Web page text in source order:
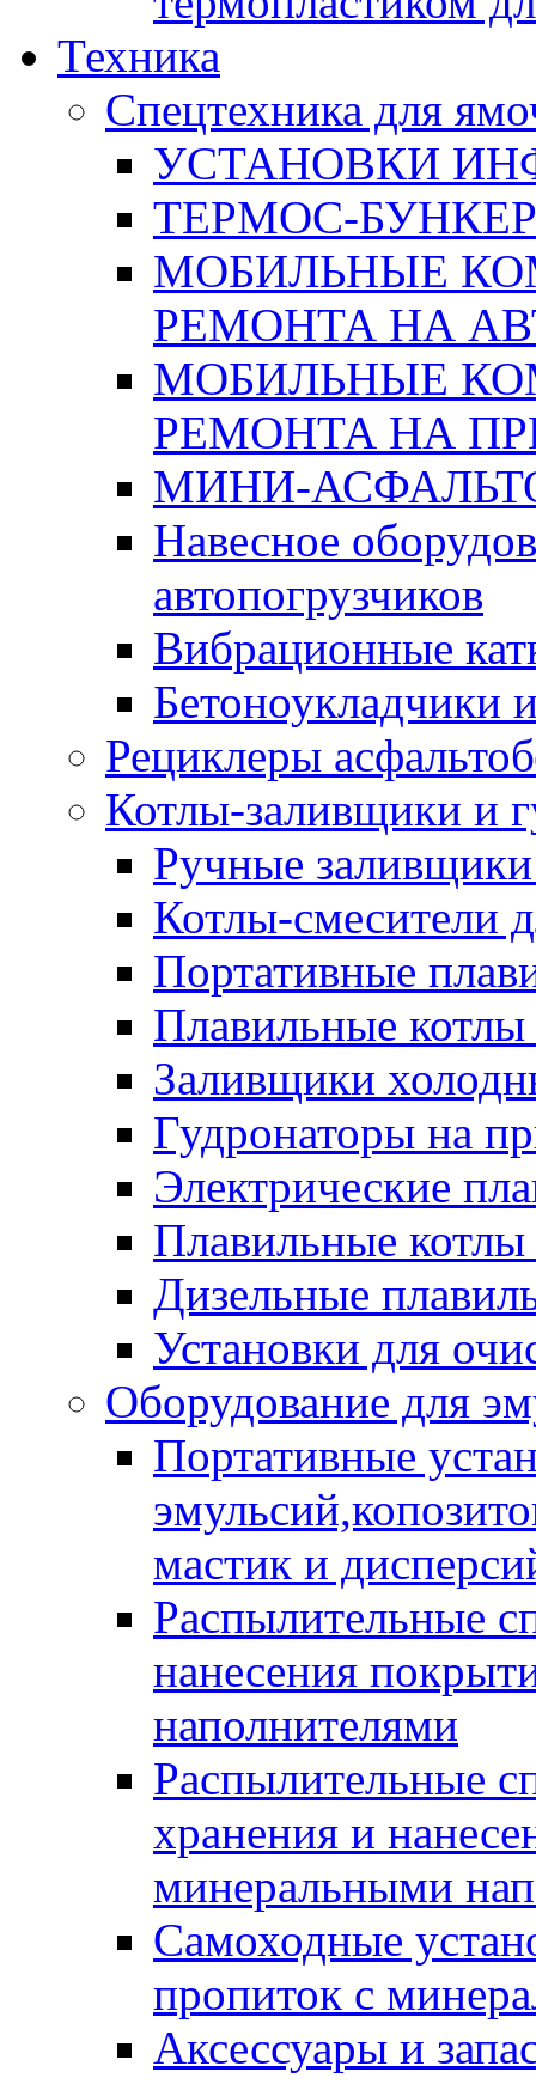
Техника
Спецтехника для
УСТАНОВКИ
ТЕРМОС-
МОБИЛЬНЫЕ
РЕМОНТА НА
МОБИЛЬНЫЕ
РЕМОНТА НА
МИНИ-
Навесное
автопогрузчиков
Вибрационные
Бетоноукладчики
Рециклеры
Котлы-заливщики и
Ручные заливщики
Котлы-смесители
Портативные
Плавильные
Заливщики
Гудронаторы на
Электрические
Плавильные
Дизельные
Установки для
Оборудование для
Портативные
мастик и
Распылительные
нанесения
наполнителями
Распылительные
хранения и
минеральными
Самоходные
пропиток с
Аксессуары и